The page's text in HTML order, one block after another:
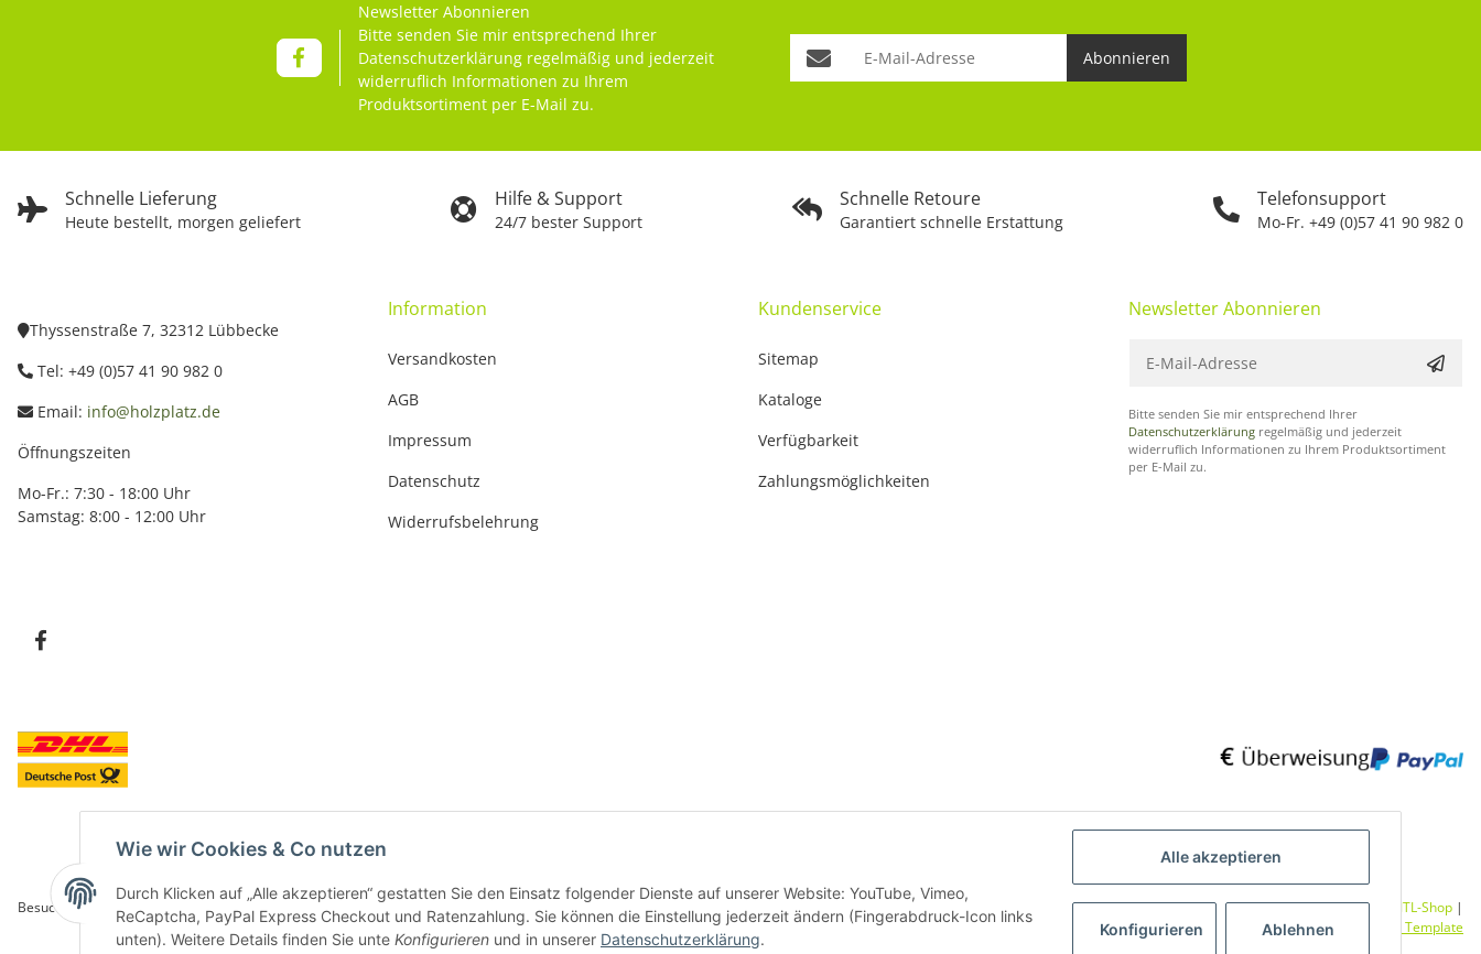
Schnelle Lieferung
Heute bestellt, morgen geliefert
Hilfe & Support
24/7 bester Support
Schnelle Retoure
Garantiert schnelle Erstattung
Telefonsupport
Mo-Fr. +49 (0)57 41 90 982 0
Newsletter Abonnieren
Bitte senden Sie mir entsprechend Ihrer
Datenschutzerklärung regelmäßig und jederzeit
widerruflich Informationen zu Ihrem
Produktsortiment per E-Mail zu.
Abonnieren
Thyssenstraße 7, 32312 Lübbecke
Tel: +49 (0)57 41 90 982 0
Email: info@holzplatz.de
Öffnungszeiten
Mo-Fr.: 7:30 - 18:00 Uhr
Samstag: 8:00 - 12:00 Uhr
Information
Versandkosten
AGB
Impressum
Datenschutz
Widerrufsbelehrung
Kundenservice
Sitemap
Kataloge
Verfügbarkeit
Zahlungsmöglichkeiten
Newsletter Abonnieren
Bitte senden Sie mir entsprechend Ihrer
Datenschutzerklärung regelmäßig und jederzeit
widerruflich Informationen zu Ihrem Produktsortiment
per E-Mail zu.
Besucherzähler: 5845863 Alle Preise inkl. MwSt. UmsetzungVlarom E-Commerce Agentur| Powered by JTL-Shop |
CLEARIX JTL-Shop Template
Wie wir Cookies & Co nutzen
Durch Klicken auf „Alle akzeptieren“ gestatten Sie den Einsatz folgender Dienste auf unserer Website: YouTube, Vimeo,
ReCaptcha, PayPal Express Checkout und Ratenzahlung. Sie können die Einstellung jederzeit ändern (Fingerabdruck-Icon links
unten). Weitere Details finden Sie unte Konfigurieren und in unserer Datenschutzerklärung.
Alle akzeptieren
Konfigurieren Ablehnen